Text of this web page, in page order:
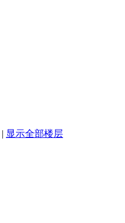
| 显示全部楼层